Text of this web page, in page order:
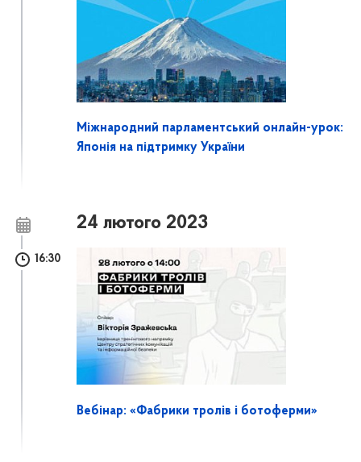
Міжнародний парламентський онлайн-урок:
Японія на підтримку України
24 лютого 2023
16:30
Вебінар: «Фабрики тролів і ботоферми»